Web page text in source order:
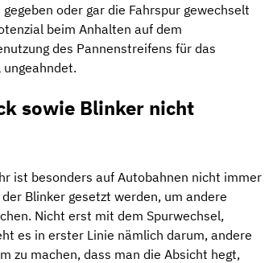
oder gar die Fahrspur gewechselt
beim Anhalten auf dem
des Pannenstreifens für das
sowie Blinker nicht
ist besonders auf Autobahnen nicht immer
Blinker gesetzt werden, um andere
Nicht erst mit dem Spurwechsel,
es in erster Linie nämlich darum, andere
zu machen, dass man die Absicht hegt,